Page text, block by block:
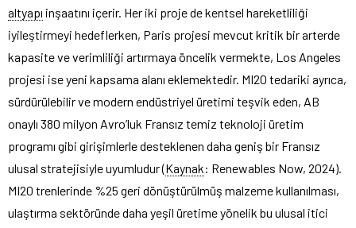
altyapı inşaatını içerir. Her iki proje de kentsel hareketliliği
iyileştirmeyi hedeflerken, Paris projesi mevcut kritik bir arterde
kapasite ve verimliliği artırmaya öncelik vermekte, Los Angeles
projesi ise yeni kapsama alanı eklemektedir. MI20 tedariki ayrıca,
sürdürülebilir ve modern endüstriyel üretimi teşvik eden, AB
onaylı 380 milyon Avro’luk Fransız temiz teknoloji üretim
programı gibi girişimlerle desteklenen daha geniş bir Fransız
ulusal stratejisiyle uyumludur (Kaynak: Renewables Now, 2024).
MI20 trenlerinde %25 geri dönüştürülmüş malzeme kullanılması,
ulaştırma sektöründe daha yeşil üretime yönelik bu ulusal itici